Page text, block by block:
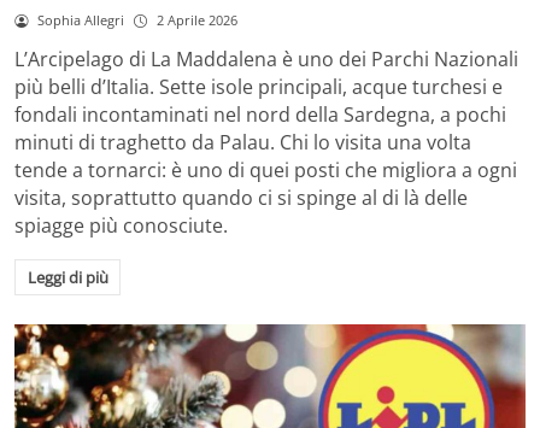
Sophia Allegri 2 Aprile 2026
L’Arcipelago di La Maddalena è uno dei Parchi Nazionali
più belli d’Italia. Sette isole principali, acque turchesi e
fondali incontaminati nel nord della Sardegna, a pochi
minuti di traghetto da Palau. Chi lo visita una volta
tende a tornarci: è uno di quei posti che migliora a ogni
visita, soprattutto quando ci si spinge al di là delle
spiagge più conosciute.
Leggi di più